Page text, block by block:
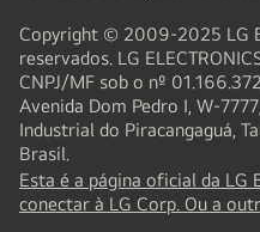
Copyright © 2009-2025 LG
reservados. LG
CNPJ/MF sob o nº
Avenida Dom Pedro I, W-
Industrial do Piracangaguá,
Brasil.
Esta é a página oficial da LG
conectar à LG Corp. Ou a